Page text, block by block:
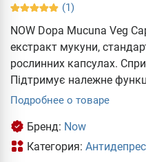
(1)
NOW Dopa Mucuna Veg
екстракт мукуни,
рослинних капсулах.
Підтримує належне
Подробнее о товаре
Бренд: Now
Категория: